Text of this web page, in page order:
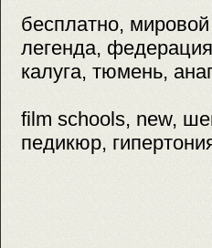
бесплатно,
легенда,
калуга, тюмень,
film schools, new,
педикюр,